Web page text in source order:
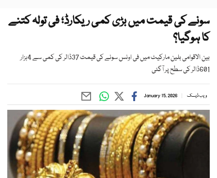
سونے کی قیمت میں بڑی کمی ریکارڈ؛ فی تولہ کتنے
کا ہوگیا؟
بین الاقوامی بلین مارکیٹ میں فی اونس سونے کی قیمت 37ڈالر کی کمی سے 4ہزار
601ڈالر کی سطح پر آگئی
ویب ڈیسک January 15, 2026